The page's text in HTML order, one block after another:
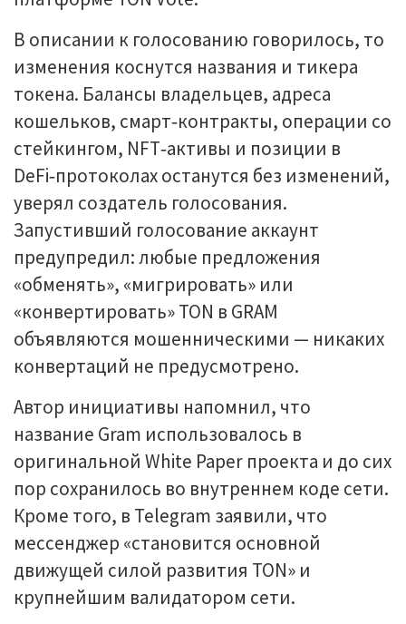
В описании к голосованию говорилось, то
изменения коснутся названия и тикера
токена. Балансы владельцев, адреса
кошельков, смарт‑контракты, операции со
стейкингом, NFT‑активы и позиции в
DeFi‑протоколах останутся без изменений,
уверял создатель голосования.
Запустивший голосование аккаунт
предупредил: любые предложения
«обменять», «мигрировать» или
«конвертировать» TON в GRAM
объявляются мошенническими — никаких
конвертаций не предусмотрено.
Автор инициативы напомнил, что
название Gram использовалось в
оригинальной White Paper проекта и до сих
пор сохранилось во внутреннем коде сети.
Кроме того, в Telegram заявили, что
мессенджер «становится основной
движущей силой развития TON» и
крупнейшим валидатором сети.